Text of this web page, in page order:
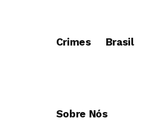
Crimes Brasil
Sobre Nós